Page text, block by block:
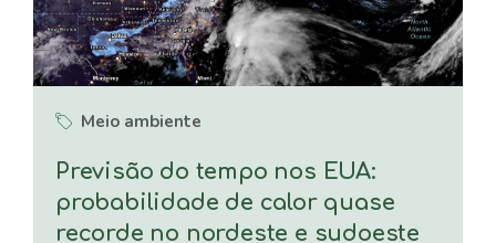
Meio ambiente
Previsão do tempo nos EUA:
probabilidade de calor quase
recorde no nordeste e sudoeste